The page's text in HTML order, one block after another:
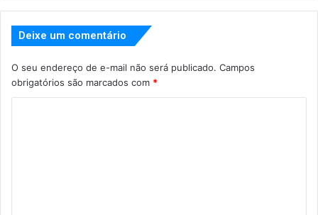
Deixe um comentário
O seu endereço de e-mail não será publicado. Campos
obrigatórios são marcados com *